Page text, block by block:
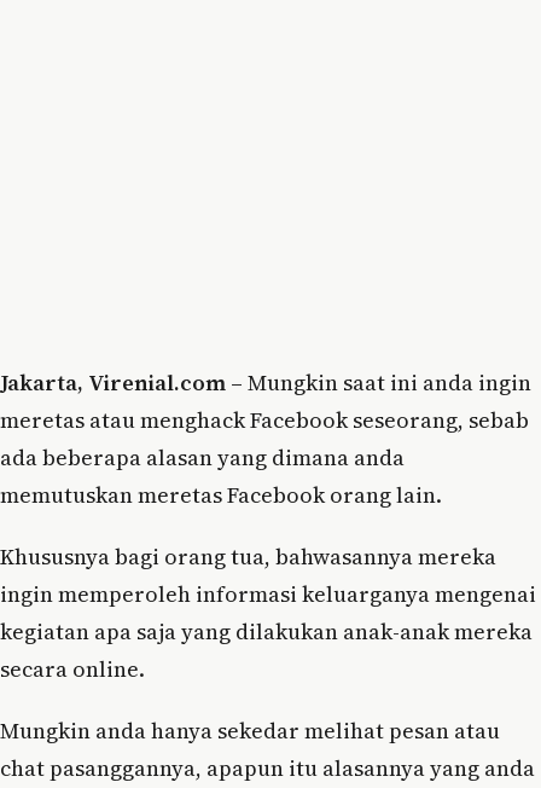
Jakarta, Virenial.com – Mungkin saat ini anda ingin
meretas atau menghack Facebook seseorang, sebab
ada beberapa alasan yang dimana anda
memutuskan meretas Facebook orang lain.
Khususnya bagi orang tua, bahwasannya mereka
ingin memperoleh informasi keluarganya mengenai
kegiatan apa saja yang dilakukan anak-anak mereka
secara online.
Mungkin anda hanya sekedar melihat pesan atau
chat pasanggannya, apapun itu alasannya yang anda